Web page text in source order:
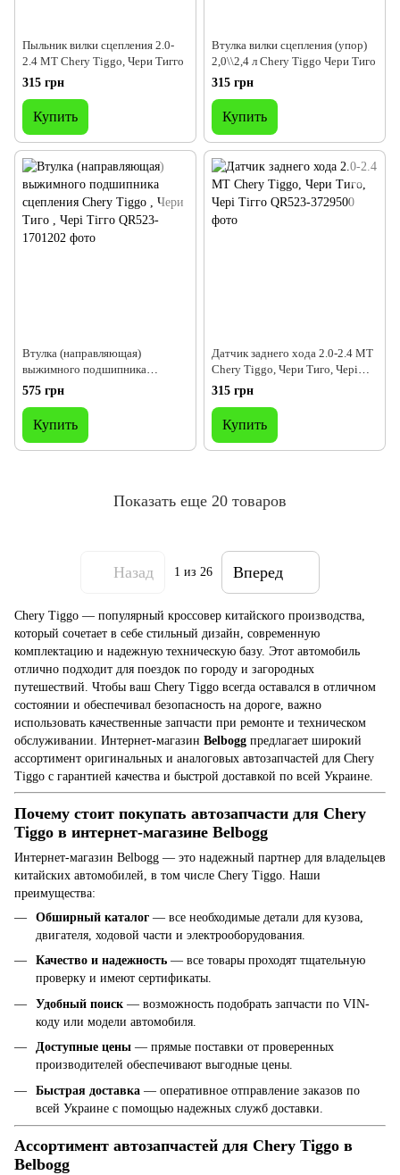
Пыльник вилки сцепления 2.0-
2.4 MT Chery Tiggo, Чери Тигго
315 грн
Купить
Втулка вилки сцепления (упор)
2,0\\2,4 л Chery Tiggo Чери Тиго
315 грн
Купить
Втулка (направляющая)
выжимного подшипника
сцепления Chery Tiggo , Чери
Тиго , Чері Тігго
575 грн
Купить
Датчик заднего хода 2.0-2.4 MT
Chery Tiggo, Чери Тиго, Чері
Тігго
315 грн
Купить
Показать еще 20 товаров
Назад 1 из 26 Вперед
Chery Tiggo — популярный кроссовер китайского производства,
который сочетает в себе стильный дизайн, современную
комплектацию и надежную техническую базу. Этот автомобиль
отлично подходит для поездок по городу и загородных
путешествий. Чтобы ваш Chery Tiggo всегда оставался в отличном
состоянии и обеспечивал безопасность на дороге, важно
использовать качественные запчасти при ремонте и техническом
обслуживании. Интернет-магазин Belbogg предлагает широкий
ассортимент оригинальных и аналоговых автозапчастей для Chery
Tiggo с гарантией качества и быстрой доставкой по всей Украине.
Почему стоит покупать автозапчасти для Chery
Tiggo в интернет-магазине Belbogg
Интернет-магазин Belbogg — это надежный партнер для владельцев
китайских автомобилей, в том числе Chery Tiggo. Наши
преимущества:
Обширный каталог — все необходимые детали для кузова,
двигателя, ходовой части и электрооборудования.
Качество и надежность — все товары проходят тщательную
проверку и имеют сертификаты.
Удобный поиск — возможность подобрать запчасти по VIN-
коду или модели автомобиля.
Доступные цены — прямые поставки от проверенных
производителей обеспечивают выгодные цены.
Быстрая доставка — оперативное отправление заказов по
всей Украине с помощью надежных служб доставки.
Ассортимент автозапчастей для Chery Tiggo в
Belbogg